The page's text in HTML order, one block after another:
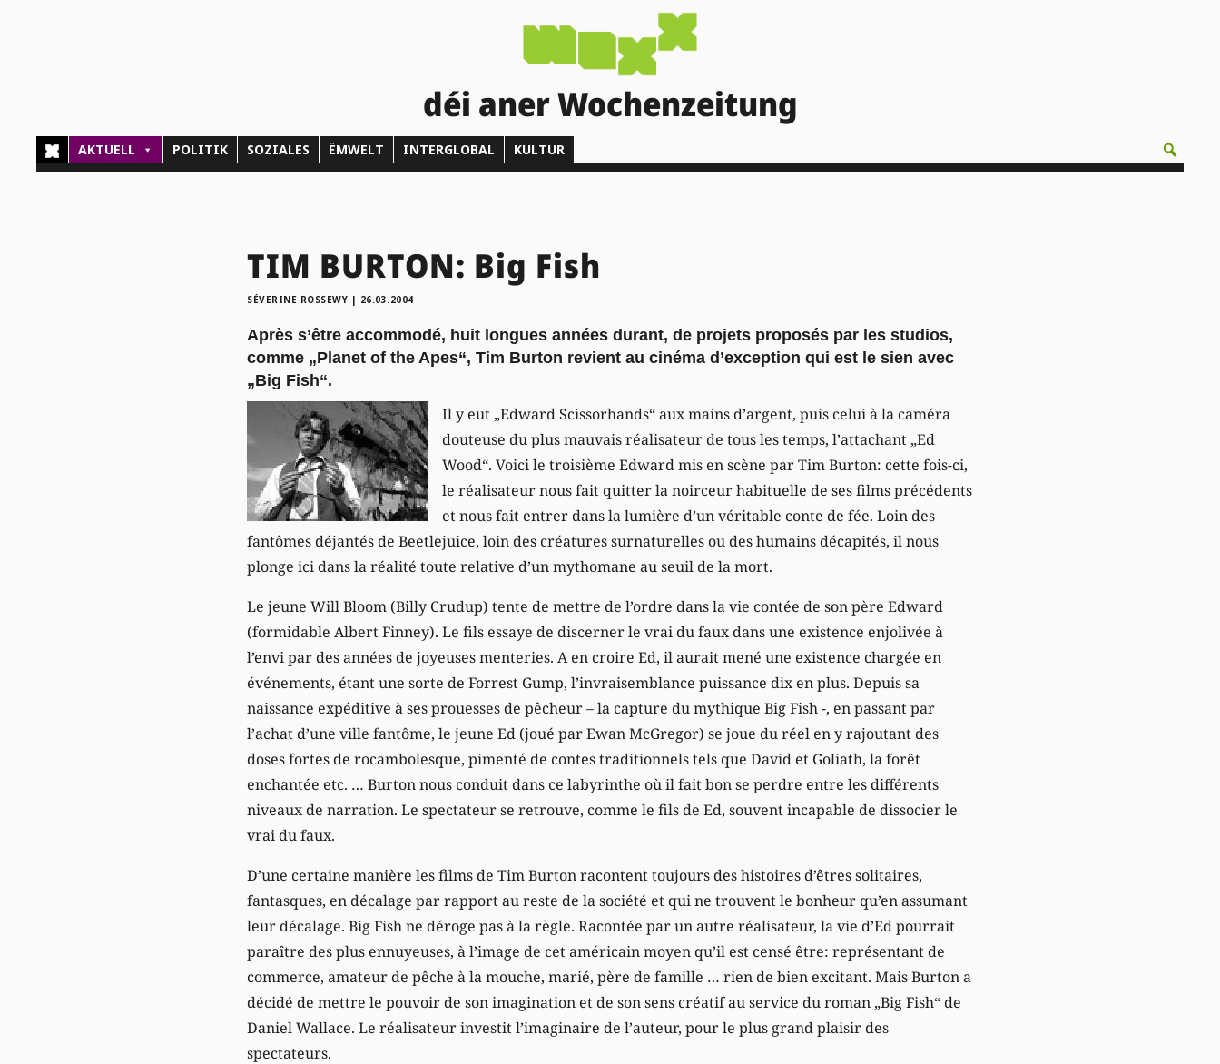
déi aner Wochenzeitung
AKTUELL POLITIK SOZIALES ËMWELT INTERGLOBAL KULTUR
TIM BURTON: Big Fish
SÉVERINE ROSSEWY | 26.03.2004
Après s’être accommodé, huit longues années durant, de projets proposés par les studios,
comme „Planet of the Apes“, Tim Burton revient au cinéma d’exception qui est le sien avec
„Big Fish“.
Il y eut „Edward Scissorhands“ aux mains d’argent, puis celui à la caméra
douteuse du plus mauvais réalisateur de tous les temps, l’attachant „Ed
Wood“. Voici le troisième Edward mis en scène par Tim Burton: cette fois-ci,
le réalisateur nous fait quitter la noirceur habituelle de ses films précédents
et nous fait entrer dans la lumière d’un véritable conte de fée. Loin des
fantômes déjantés de Beetlejuice, loin des créatures surnaturelles ou des humains décapités, il nous
plonge ici dans la réalité toute relative d’un mythomane au seuil de la mort.
Le jeune Will Bloom (Billy Crudup) tente de mettre de l’ordre dans la vie contée de son père Edward
(formidable Albert Finney). Le fils essaye de discerner le vrai du faux dans une existence enjolivée à
l’envi par des années de joyeuses menteries. A en croire Ed, il aurait mené une existence chargée en
événements, étant une sorte de Forrest Gump, l’invraisemblance puissance dix en plus. Depuis sa
naissance expéditive à ses prouesses de pêcheur – la capture du mythique Big Fish -, en passant par
l’achat d’une ville fantôme, le jeune Ed (joué par Ewan McGregor) se joue du réel en y rajoutant des
doses fortes de rocambolesque, pimenté de contes traditionnels tels que David et Goliath, la forêt
enchantée etc. … Burton nous conduit dans ce labyrinthe où il fait bon se perdre entre les différents
niveaux de narration. Le spectateur se retrouve, comme le fils de Ed, souvent incapable de dissocier le
vrai du faux.
D’une certaine manière les films de Tim Burton racontent toujours des histoires d’êtres solitaires,
fantasques, en décalage par rapport au reste de la société et qui ne trouvent le bonheur qu’en assumant
leur décalage. Big Fish ne déroge pas à la règle. Racontée par un autre réalisateur, la vie d’Ed pourrait
paraître des plus ennuyeuses, à l’image de cet américain moyen qu’il est censé être: représentant de
commerce, amateur de pêche à la mouche, marié, père de famille … rien de bien excitant. Mais Burton a
décidé de mettre le pouvoir de son imagination et de son sens créatif au service du roman „Big Fish“ de
Daniel Wallace. Le réalisateur investit l’imaginaire de l’auteur, pour le plus grand plaisir des
spectateurs.